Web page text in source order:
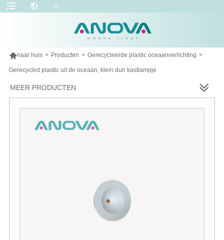
naar huis > Producten > Gerecycleerde plastic oceaanverlichting >
Gerecycled plastic uit de oceaan, klein dun kastlampje
MEER PRODUCTEN